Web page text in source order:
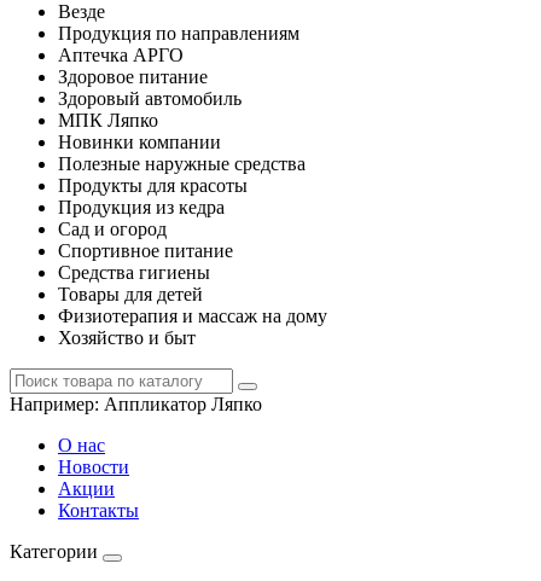
Везде
Продукция по направлениям
Аптечка АРГО
Здоровое питание
Здоровый автомобиль
МПК Ляпко
Новинки компании
Полезные наружные средства
Продукты для красоты
Продукция из кедра
Сад и огород
Спортивное питание
Средства гигиены
Товары для детей
Физиотерапия и массаж на дому
Хозяйство и быт
Например: Аппликатор Ляпко
О нас
Новости
Акции
Контакты
Категории